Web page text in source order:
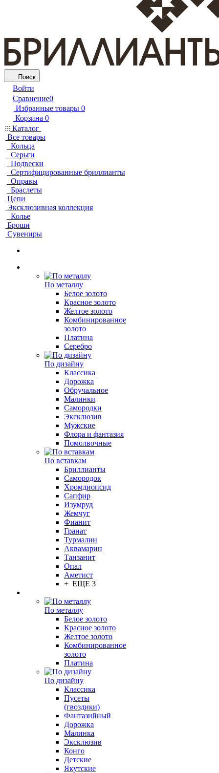
Поиск
Войти
Сравнение0
Избранные товары 0
Корзина 0
Каталог
Все товары
Кольца
Серьги
Подвески
Сертифицированные бриллианты
Оправы
Браслеты
Цепи
Эксклюзивная коллекция
Колье
Броши
Сувениры
По металлу
Белое золото
Красное золото
Желтое золото
Комбинированное
золото
Платина
Серебро
По дизайну
Классика
Дорожка
Обручальное
Малинки
Самородки
Эксклюзив
Мужские
Флора и фантазия
Помолвочные
По вставкам
Бриллианты
Самородок
Хромдиопсид
Сапфир
Изумруд
Жемчуг
Фианит
Гранат
Турмалин
Аквамарин
Танзанит
Опал
Аметист
+ ЕЩЕ 3
По металлу
Белое золото
Красное золото
Желтое золото
Комбинированное
золото
Платина
По дизайну
Классика
Пусеты
(гвоздики)
Фантазийный
Дорожка
Малинка
Эксклюзив
Конго
Детские
Якутские